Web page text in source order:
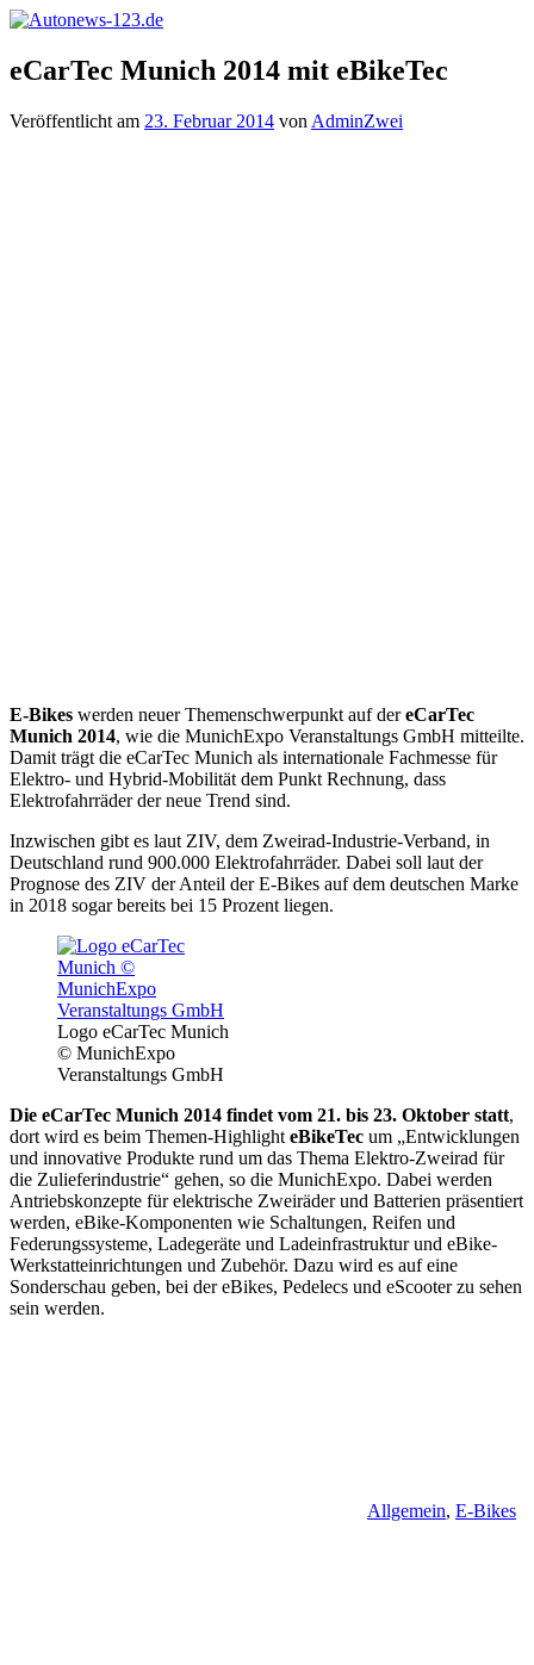
Zum
springen
Autonews-
123.de
Autonews
mit
eCarTec Munich 2014 mit eBikeTec
Veröffentlicht am 23. Februar 2014 von AdminZwei
E-Bikes werden neuer Themenschwerpunkt auf dereCarTec
Munich 2014, wie die MunichExpo Veranstaltungs GmbH mitteilte.
Damit trägt die eCarTec Munich als internationale Fachmesse für
Elektro- und Hybrid-Mobilität dem Punkt Rechnung, dass
Elektrofahrräder der neue Trend sind.
Inzwischen gibt es laut ZIV, dem Zweirad-Industrie-Verband, in
Deutschland rund 900.000 Elektrofahrräder. Dabei soll laut der
Prognose des ZIV der Anteil der E-Bikes auf dem deutschen Marke
in 2018 sogar bereits bei 15 Prozent liegen.
Logo eCarTec Munich
© MunichExpo
Veranstaltungs GmbH
Die eCarTec Munich 2014 findet vom 21. bis 23. Oktober statt,
dort wird es beim Themen-Highlight eBikeTec um „Entwicklungen
und innovative Produkte rund um das Thema Elektro-Zweirad für
die Zulieferindustrie“ gehen, so die MunichExpo. Dabei werden
Antriebskonzepte für elektrische Zweiräder und Batterien präsentiert
werden, eBike-Komponenten wie Schaltungen, Reifen und
Federungssysteme, Ladegeräte und Ladeinfrastruktur und eBike-
Werkstatteinrichtungen und Zubehör. Dazu wird es auf eine
Sonderschau geben, bei der eBikes, Pedelecs und eScooter zu sehen
sein werden.
Allgemein, E-Bikes